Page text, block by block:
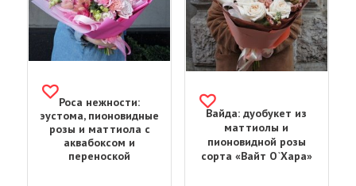
Роса нежности:
эустома, пионовидные
розы и маттиола с
аквабоксом и
переноской
Вайда: дуобукет из
маттиолы и
пионовидной розы
сорта «Вайт О`Хара»